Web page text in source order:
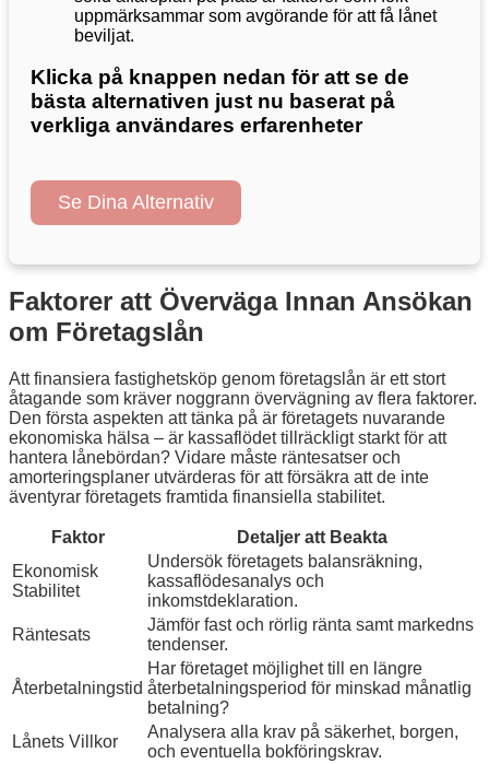
uppmärksammar som avgörande för att få lånet
beviljat.
Klicka på knappen nedan för att se de
bästa alternativen just nu baserat på
verkliga användares erfarenheter
Se Dina Alternativ
Faktorer att Överväga Innan Ansökan
om Företagslån
Att finansiera fastighetsköp genom företagslån är ett stort
åtagande som kräver noggrann övervägning av flera faktorer.
Den första aspekten att tänka på är företagets nuvarande
ekonomiska hälsa – är kassaflödet tillräckligt starkt för att
hantera lånebördan? Vidare måste räntesatser och
amorteringsplaner utvärderas för att försäkra att de inte
äventyrar företagets framtida finansiella stabilitet.
Faktor
Detaljer att Beakta
Ekonomisk
Stabilitet
Undersök företagets balansräkning,
kassaflödesanalys och
inkomstdeklaration.
Räntesats
Jämför fast och rörlig ränta samt markedns
tendenser.
Återbetalningstid
Har företaget möjlighet till en längre
återbetalningsperiod för minskad månatlig
betalning?
Lånets Villkor
Analysera alla krav på säkerhet, borgen,
och eventuella bokföringskrav.